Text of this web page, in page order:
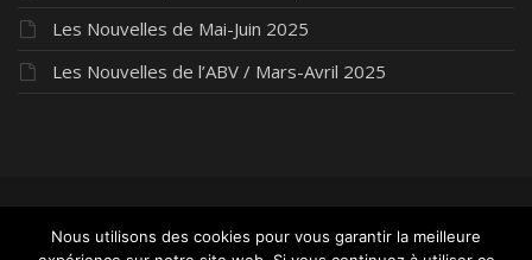
Les Nouvelles de Mai-Juin 2025
Les Nouvelles de l’ABV / Mars-Avril 2025
©2026 ABV Président Pierre Mallet- Tous droits
Nous utilisons des cookies pour vous garantir la meilleure